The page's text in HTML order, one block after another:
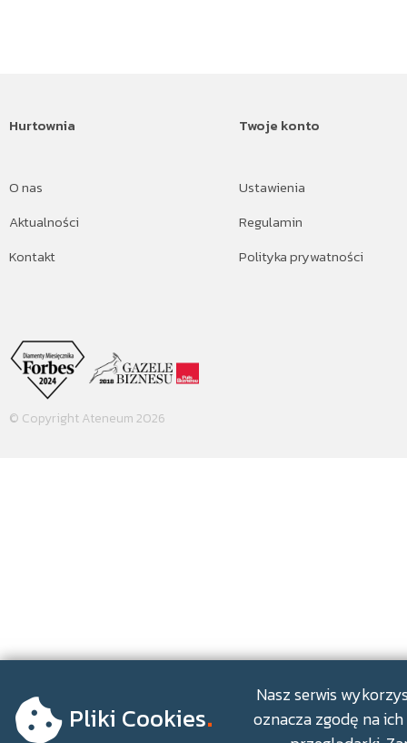
Hurtownia
O nas
Aktualności
Kontakt
Twoje konto
Ustawienia
Regulamin
Polityka prywatności
© Copyright Ateneum 2026
Pliki Cookies.
Nasz serwis
oznacza zgodę na